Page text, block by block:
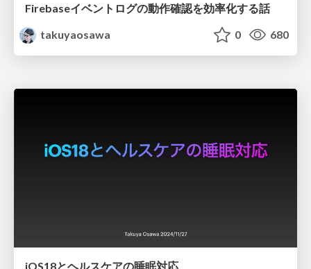
Firebaseイベントログの動作確認を効率化する話
takuyaosawa
0 680
iOS18とヘルスケアの睡眠対応